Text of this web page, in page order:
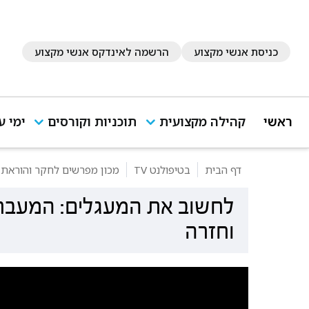
כניסת אנשי מקצוע הרשמה לאינדקס אנשי מקצוע
ראשי קהילה מקצועית תוכניות וקורסים ימי
דף הבית בטיפולנט TV מכון מפרשים לחקר
לחשוב את המעגלים:
וחזרה